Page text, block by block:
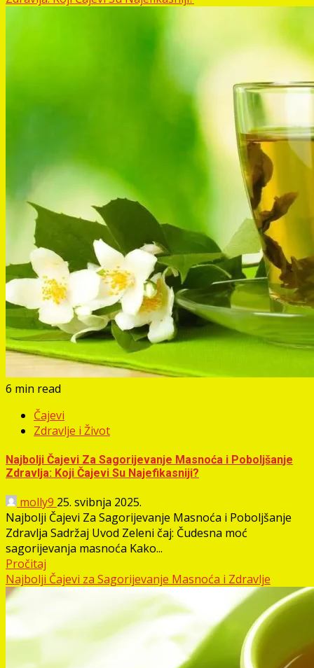
6 min read
Čajevi
Zdravlje i Život
Najbolji Čajevi Za Sagorijevanje Masnoća i Poboljšanje
Zdravlja: Koji Čajevi Su Najefikasniji?
molly9 25. svibnja 2025.
Najbolji Čajevi Za Sagorijevanje Masnoća i Poboljšanje
Zdravlja Sadržaj Uvod Zeleni čaj: Čudesna moć
sagorijevanja masnoća Kako...
Pročitaj
Najbolji Čajevi za Sagorijevanje Masnoća i Zdravlje